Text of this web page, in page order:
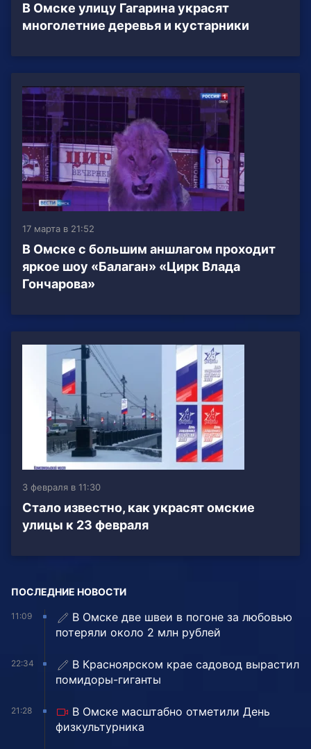
В Омске улицу Гагарина украсят
многолетние деревья и кустарники
17 марта в 21:52
В Омске с большим аншлагом проходит
яркое шоу «Балаган» «Цирк Влада
Гончарова»
3 февраля в 11:30
Стало известно, как украсят омские
улицы к 23 февраля
ПОСЛЕДНИЕ НОВОСТИ
11:09
В Омске две швеи в погоне за любовью
потеряли около 2 млн рублей
22:34
В Красноярском крае садовод вырастил
помидоры-гиганты
21:28
В Омске масштабно отметили День
физкультурника